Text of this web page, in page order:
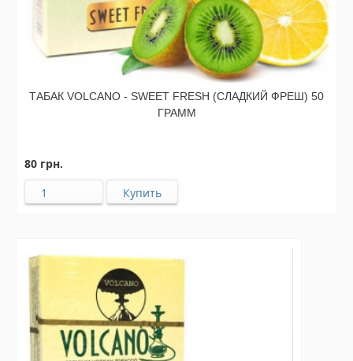
ТАБАК VOLCANO - SWEET FRESH (СЛАДКИЙ ФРЕШ) 50
ГРАММ
80 грн.